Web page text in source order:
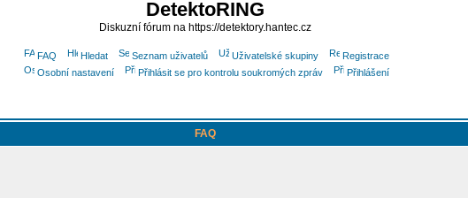
DetektoRING
Diskuzní fórum na https://detektory.hantec.cz
FAQ Hledat Seznam uživatelů Uživatelské skupiny
Registrace
Osobní nastavení
Přihlásit se pro kontrolu soukromých zpráv Přihlášení
FAQ